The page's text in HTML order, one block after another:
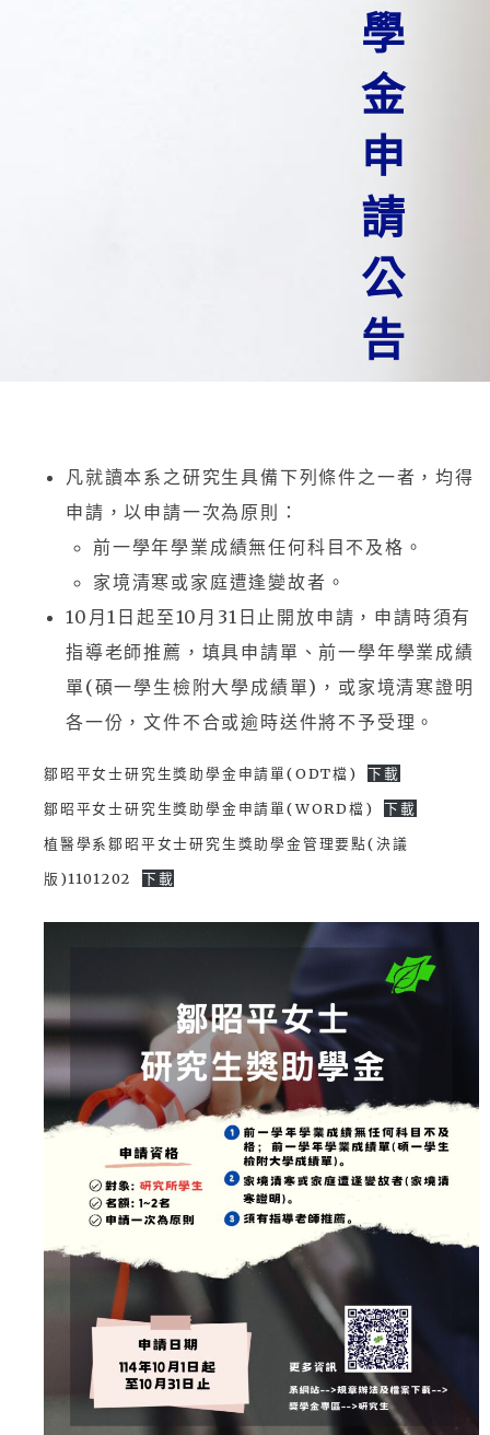
學
金
申
請
公
告
凡就讀本系之研究生具備下列條件之一者，均得
申請，以申請一次為原則：
前一學年學業成績無任何科目不及格。
家境清寒或家庭遭逢變故者。
10月1日起至10月31日止開放申請，申請時須有
指導老師推薦，填具申請單、前一學年學業成績
單(碩一學生檢附大學成績單)，或家境清寒證明
各一份，文件不合或逾時送件將不予受理。
鄒昭平女士研究生獎助學金申請單(ODT檔)
下載
鄒昭平女士研究生獎助學金申請單(WORD檔)
下載
植醫學系鄒昭平女士研究生獎助學金管理要點(決議
版)1101202
下載